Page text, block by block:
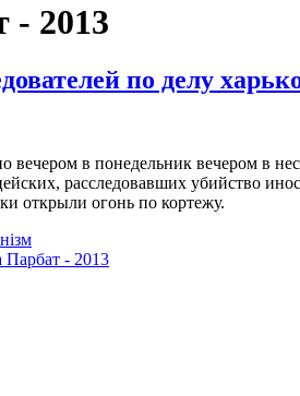
- 2013
по делу
вечером в понедельник вечером в
расследовавших убийство
открыли огонь по кортежу.
Парбат - 2013